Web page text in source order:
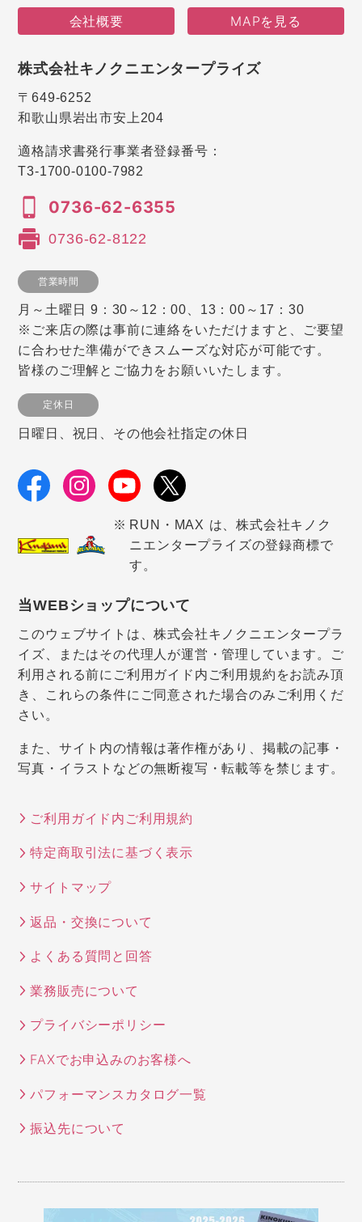
会社概要 MAPを見る
株式会社キノクニエンタープライズ
〒649-6252
和歌山県岩出市安上204
適格請求書発行事業者登録番号：
T3-1700-0100-7982
0736-62-6355
0736-62-8122
営業時間
月～土曜日 9：30～12：00、13：00～17：30
※ご来店の際は事前に連絡をいただけますと、ご要望
に合わせた準備ができスムーズな対応が可能です。
皆様のご理解とご協力をお願いいたします。
定休日
日曜日、祝日、その他会社指定の休日
RUN・MAX は、株式会社キノク
ニエンタープライズの登録商標で
す。
当WEBショップについて
このウェブサイトは、株式会社キノクニエンタープラ
イズ、またはその代理人が運営・管理しています。ご
利用される前にご利用ガイド内ご利用規約をお読み頂
き、これらの条件にご同意された場合のみご利用くだ
さい。
また、サイト内の情報は著作権があり、掲載の記事・
写真・イラストなどの無断複写・転載等を禁じます。
ご利用ガイド内ご利用規約
特定商取引法に基づく表示
サイトマップ
返品・交換について
よくある質問と回答
業務販売について
プライバシーポリシー
FAXでお申込みのお客様へ
パフォーマンスカタログ一覧
振込先について